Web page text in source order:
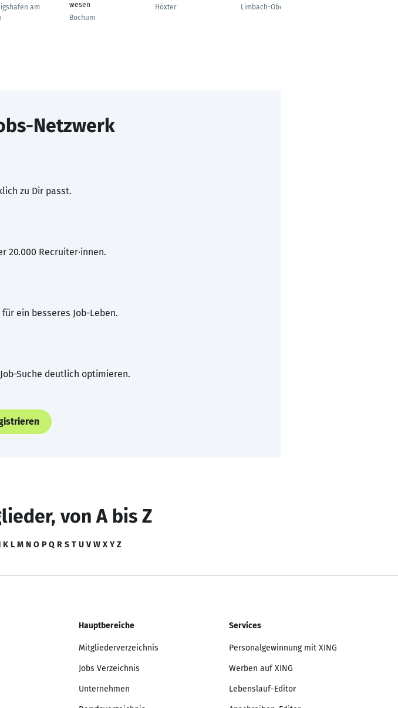
am
wesen
Bochum
Höxter
Limbach-Oberfrohna
Netzwerk
zu Dir passt.
20.000 Recruiter·innen.
ein besseres Job-Leben.
Suche deutlich optimieren.
von A bis Z
K L M N O P Q R S T U V W X Y Z
Hauptbereiche
Mitgliederverzeichnis
Jobs Verzeichnis
Unternehmen
Services
Personalgewinnung mit XING
Werben auf XING
Lebenslauf-Editor